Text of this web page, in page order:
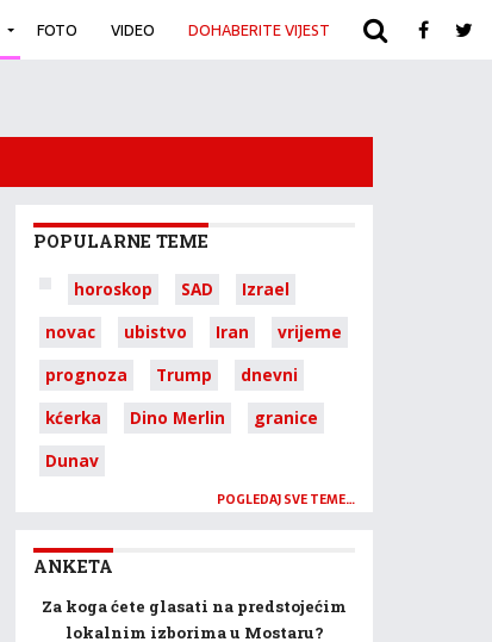
FOTO VIDEO DOHABERITE VIJEST ARHIVA
POPULARNE TEME
horoskop SAD
Izrael
novac
ubistvo Iran
vrijeme
prognoza
Trump
dnevni
kćerka
Dino Merlin
granice
Dunav
POGLEDAJ SVE TEME…
ANKETA
Za koga ćete glasati na predstojećim
lokalnim izborima u Mostaru?